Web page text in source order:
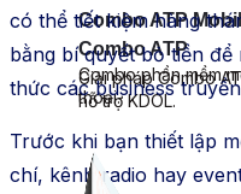
Combo ATP
Giải pháp Combo
hỗ trợ KDOL.
Combo ATP
Combo phần mềm
thoại.
có thể tiết kiệmhàng
bằng bí quyếtbỏ tiền để
thức cácbusinesstruyền
Trước khi bạn thiết lập
chí, kênh radio hay